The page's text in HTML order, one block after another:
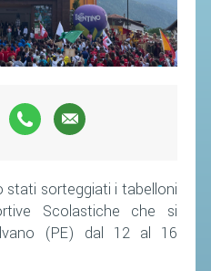
stati sorteggiati i tabelloni
Scolastiche che si
(PE) dal 12 al 16